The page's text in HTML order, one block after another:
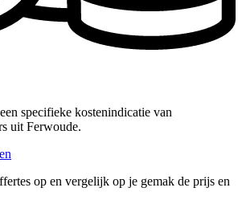
specifieke kostenindicatie van
uit Ferwoude.
op en vergelijk op je gemak de prijs en